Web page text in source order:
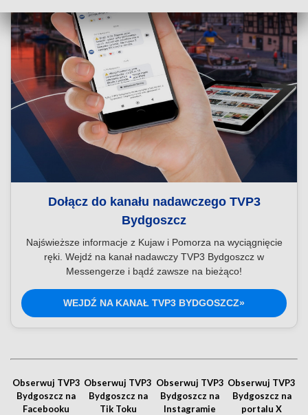
Dołącz do kanału nadawczego TVP3
Bydgoszcz
Najświeższe informacje z Kujaw i Pomorza na wyciągnięcie
ręki. Wejdź na kanał nadawczy TVP3 Bydgoszcz w
Messengerze i bądź zawsze na bieżąco!
WEJDŹ NA KANAŁ TVP3 BYDGOSZCZ»
Obserwuj TVP3
Bydgoszcz na
Facebooku
Obserwuj TVP3
Bydgoszcz na
Tik Toku
Obserwuj TVP3
Bydgoszcz na
Instagramie
Obserwuj TVP3
Bydgoszcz na
portalu X